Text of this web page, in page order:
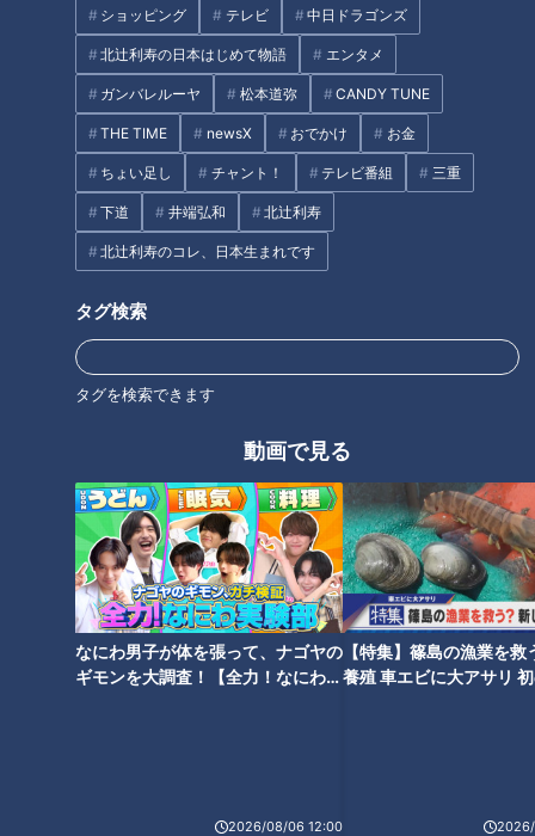
ショッピング テレビ 中日ドラゴンズ
北辻利寿の日本はじめて物語 エンタメ
ガンバレルーヤ 松本道弥 CANDY TUNE
THE TIME newsX おでかけ お金
ちょい足し チャント！ テレビ番組 三重
下道 井端弘和 北辻利寿
北辻利寿のコレ、日本生まれです
タグ検索
タグを検索できます
動画で見る
なにわ男子が体を張って、ナゴヤの
ギモンを大調査！【全力！なにわ実
2026/08/06 12:00
【特集】篠島の漁業を救
養殖 車エビに大アサリ
CBC若狭アナが星付き店シェフ
絶賛のブランド野菜「飛騨パプ
リカ」を紹介！驚きの甘さに感
「香ばしくてクルミの甘さ…す
ごい！」郷土の味“五平餅”に、
あんこは「長年の勘」の“やきも
ち” 岐阜県瑞浪市でなりゆきグ
ルメ旅！！
ジーンズ「EDWIN」ブランドは
日本生まれ～命名の秘話と創意
工夫60年の歩み
「絶対いいやつじゃん」ＣＢＣ
小川実桜アナがアイスコーンの
タグ
ドキュメンタリー